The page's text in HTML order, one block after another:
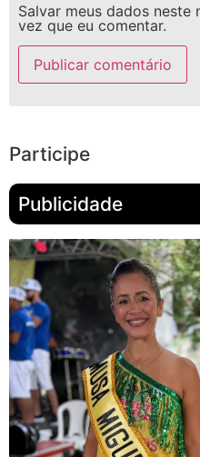
Salvar meus dados
vez que eu comentar.
Participe
Publicidade